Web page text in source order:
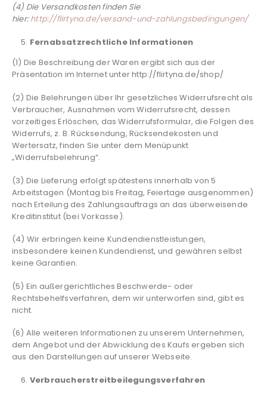
(4) Die Versandkosten finden Sie
hier:http://flirtyna.de/versand-und-zahlungsbedingungen/
Fernabsatzrechtliche Informationen
(1) Die Beschreibung der Waren ergibt sich aus der
Präsentation im Internet unter http://flirtyna.de/shop/
(2) Die Belehrungen über Ihr gesetzliches Widerrufsrecht als
Verbraucher, Ausnahmen vom Widerrufsrecht, dessen
vorzeitiges Erlöschen, das Widerrufsformular, die Folgen des
Widerrufs, z. B. Rücksendung, Rücksendekosten und
Wertersatz, finden Sie unter dem Menüpunkt
„Widerrufsbelehrung“.
(3) Die Lieferung erfolgt spätestens innerhalb von 5
Arbeitstagen (Montag bis Freitag, Feiertage ausgenommen)
nach Erteilung des Zahlungsauftrags an das überweisende
Kreditinstitut (bei Vorkasse).
(4) Wir erbringen keine Kundendienstleistungen,
insbesondere keinen Kundendienst, und gewähren selbst
keine Garantien.
(5) Ein außergerichtliches Beschwerde- oder
Rechtsbehelfsverfahren, dem wir unterworfen sind, gibt es
nicht.
(6) Alle weiteren Informationen zu unserem Unternehmen,
dem Angebot und der Abwicklung des Kaufs ergeben sich
aus den Darstellungen auf unserer Webseite.
Verbraucherstreitbeilegungsverfahren